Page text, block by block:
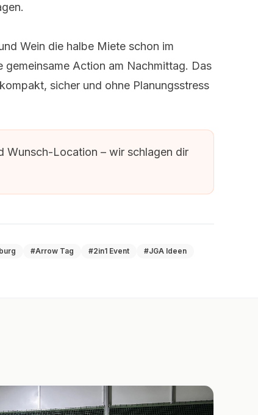
Wein die halbe Miete schon im
Action am Nachmittag. Das
sicher und ohne Planungsstress
Wunsch-Location – wir schlagen dir
#Arrow Tag #2in1 Event #JGA Ideen